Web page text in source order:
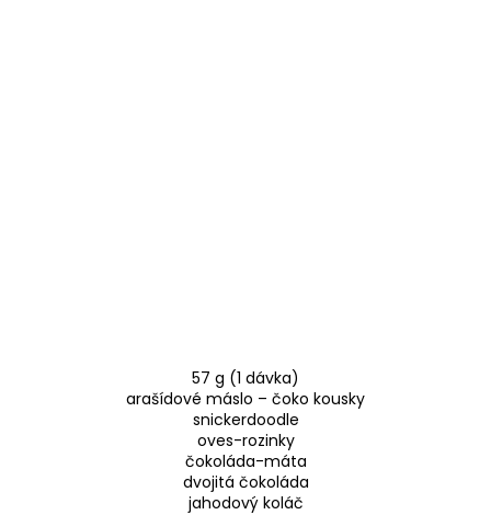
57 g (1 dávka)
arašídové máslo – čoko kousky
snickerdoodle
oves-rozinky
čokoláda-máta
dvojitá čokoláda
jahodový koláč